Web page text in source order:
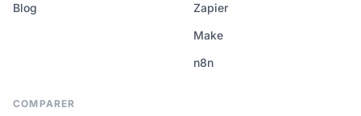
Blog
Zapier
Make
n8n
COMPARER